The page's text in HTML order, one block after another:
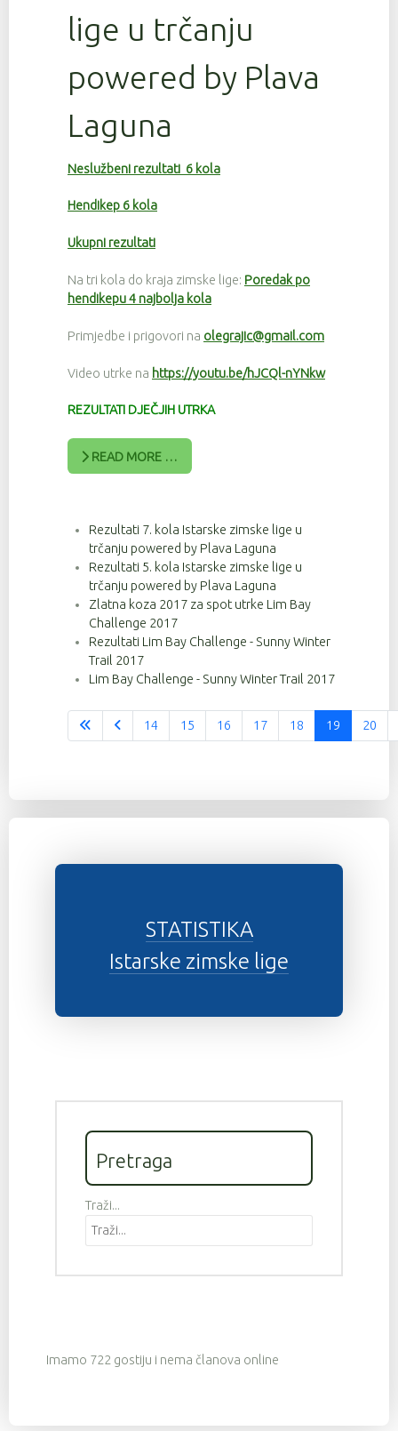
lige u trčanju
powered by Plava
Laguna
Neslužbeni rezultati 6 kola
Hendikep 6 kola
Ukupni rezultati
Na tri kola do kraja zimske lige: Poredak po
hendikepu 4 najbolja kola
Primjedbe i prigovori na olegrajic@gmail.com
Video utrke na https://youtu.be/hJCQl-nYNkw
REZULTATI DJEČJIH UTRKA
READ MORE …
Rezultati 7. kola Istarske zimske lige u
trčanju powered by Plava Laguna
Rezultati 5. kola Istarske zimske lige u
trčanju powered by Plava Laguna
Zlatna koza 2017 za spot utrke Lim Bay
Challenge 2017
Rezultati Lim Bay Challenge - Sunny Winter
Trail 2017
Lim Bay Challenge - Sunny Winter Trail 2017
Stranica 19 od 37
14 15 16 17 18 19 20
STATISTIKA
Istarske zimske lige
Pretraga
Traži...
Imamo 722 gostiju i nema članova online